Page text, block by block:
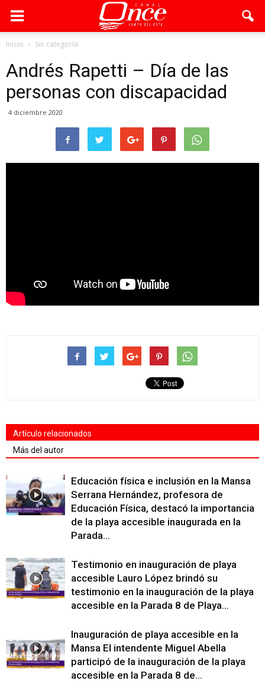
Inicio Sin categoría
Andrés Rapetti – Día de las
personas con discapacidad
4 diciembre 2020
Artículo relacionados
Más del autor
Educación física e inclusión en la Mansa
Serrana Hernández, profesora de
Educación Física, destacó la importancia
de la playa accesible inaugurada en la
Parada...
Testimonio en inauguración de playa
accesible Lauro López brindó su
testimonio en la inauguración de la playa
accesible en la Parada 8 de Playa...
Inauguración de playa accesible en la
Mansa El intendente Miguel Abella
participó de la inauguración de la playa
accesible en la Parada 8 de...